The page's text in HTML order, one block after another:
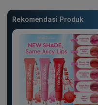
Rekomendasi Produk